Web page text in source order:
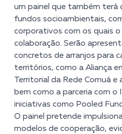
um painel que também terá
fundos socioambientais,
corporativos com os quais o
colaboração. Serão
concretos de arranjos para
territórios, como a Aliança
Territorial da Rede Comuá e
bem como a parceria com
iniciativas como Pooled
O painel pretende
modelos de cooperação,